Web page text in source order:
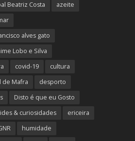
Beatriz Costa
azeite
alves gato
Lobo e Silva
covid-19
cultura
de Mafra
desporto
Disto é que eu Gosto
& curiosidades
ericeira
humidade